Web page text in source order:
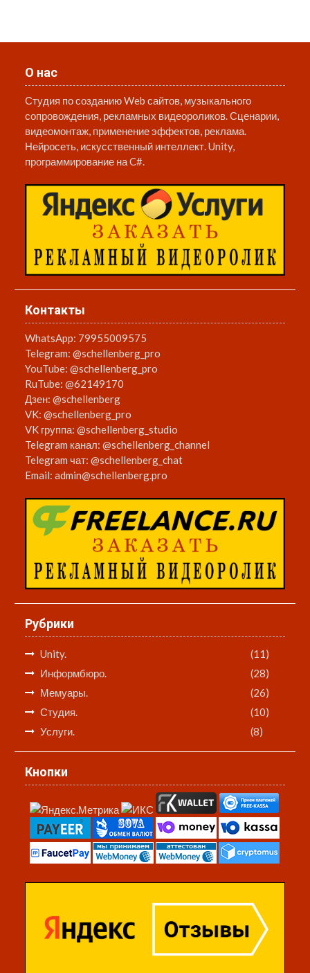
О нас
Студия по созданию Web сайтов, музыкального
сопровождения, рекламных видеороликов. Сценарии,
видеомонтаж, применение эффектов, реклама.
Нейросеть, искусственный интеллект. Unity,
программирование на C#.
Контакты
WhatsApp: 79955009575
Telegram:@schellenberg_pro
YouTube:@schellenberg_pro
RuTube:@62149170
Дзен:@schellenberg
VK:@schellenberg_pro
VK группа:@schellenberg_studio
Telegram канал:@schellenberg_channel
Telegram чат:@schellenberg_chat
Email:admin@schellenberg.pro
Рубрики
Unity.
(11)
Информбюро.
(28)
Мемуары.
(26)
Студия.
(10)
Услуги.
(8)
Кнопки